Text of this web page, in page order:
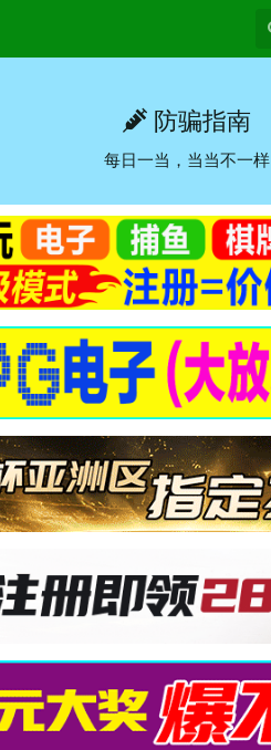
防骗指南
每日一当，当当不一样